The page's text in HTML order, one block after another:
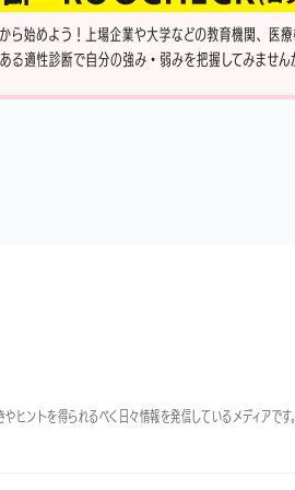
ントを得られるべく日々情報を発信しているメディアです。